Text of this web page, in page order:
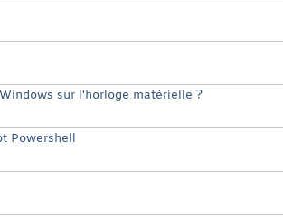
sur l'horloge matérielle ?
Powershell